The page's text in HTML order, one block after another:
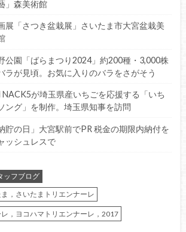
」森美術館
展「さつき盆栽展」さいたま市大宮盆栽美
公園「ばらまつり2024」約200種・3,000株
ラが見頃。お気に入りのバラをさがそう
NACK5が埼玉県産いちごを応援する「いち
ング」を制作。埼玉県知事を訪問
貯の日」大宮駅前でPR 税金の期限内納付を
ッシュレスで
ッフブログ
，さいたまトリエンナーレ
，ヨコハマトリエンナーレ，2017